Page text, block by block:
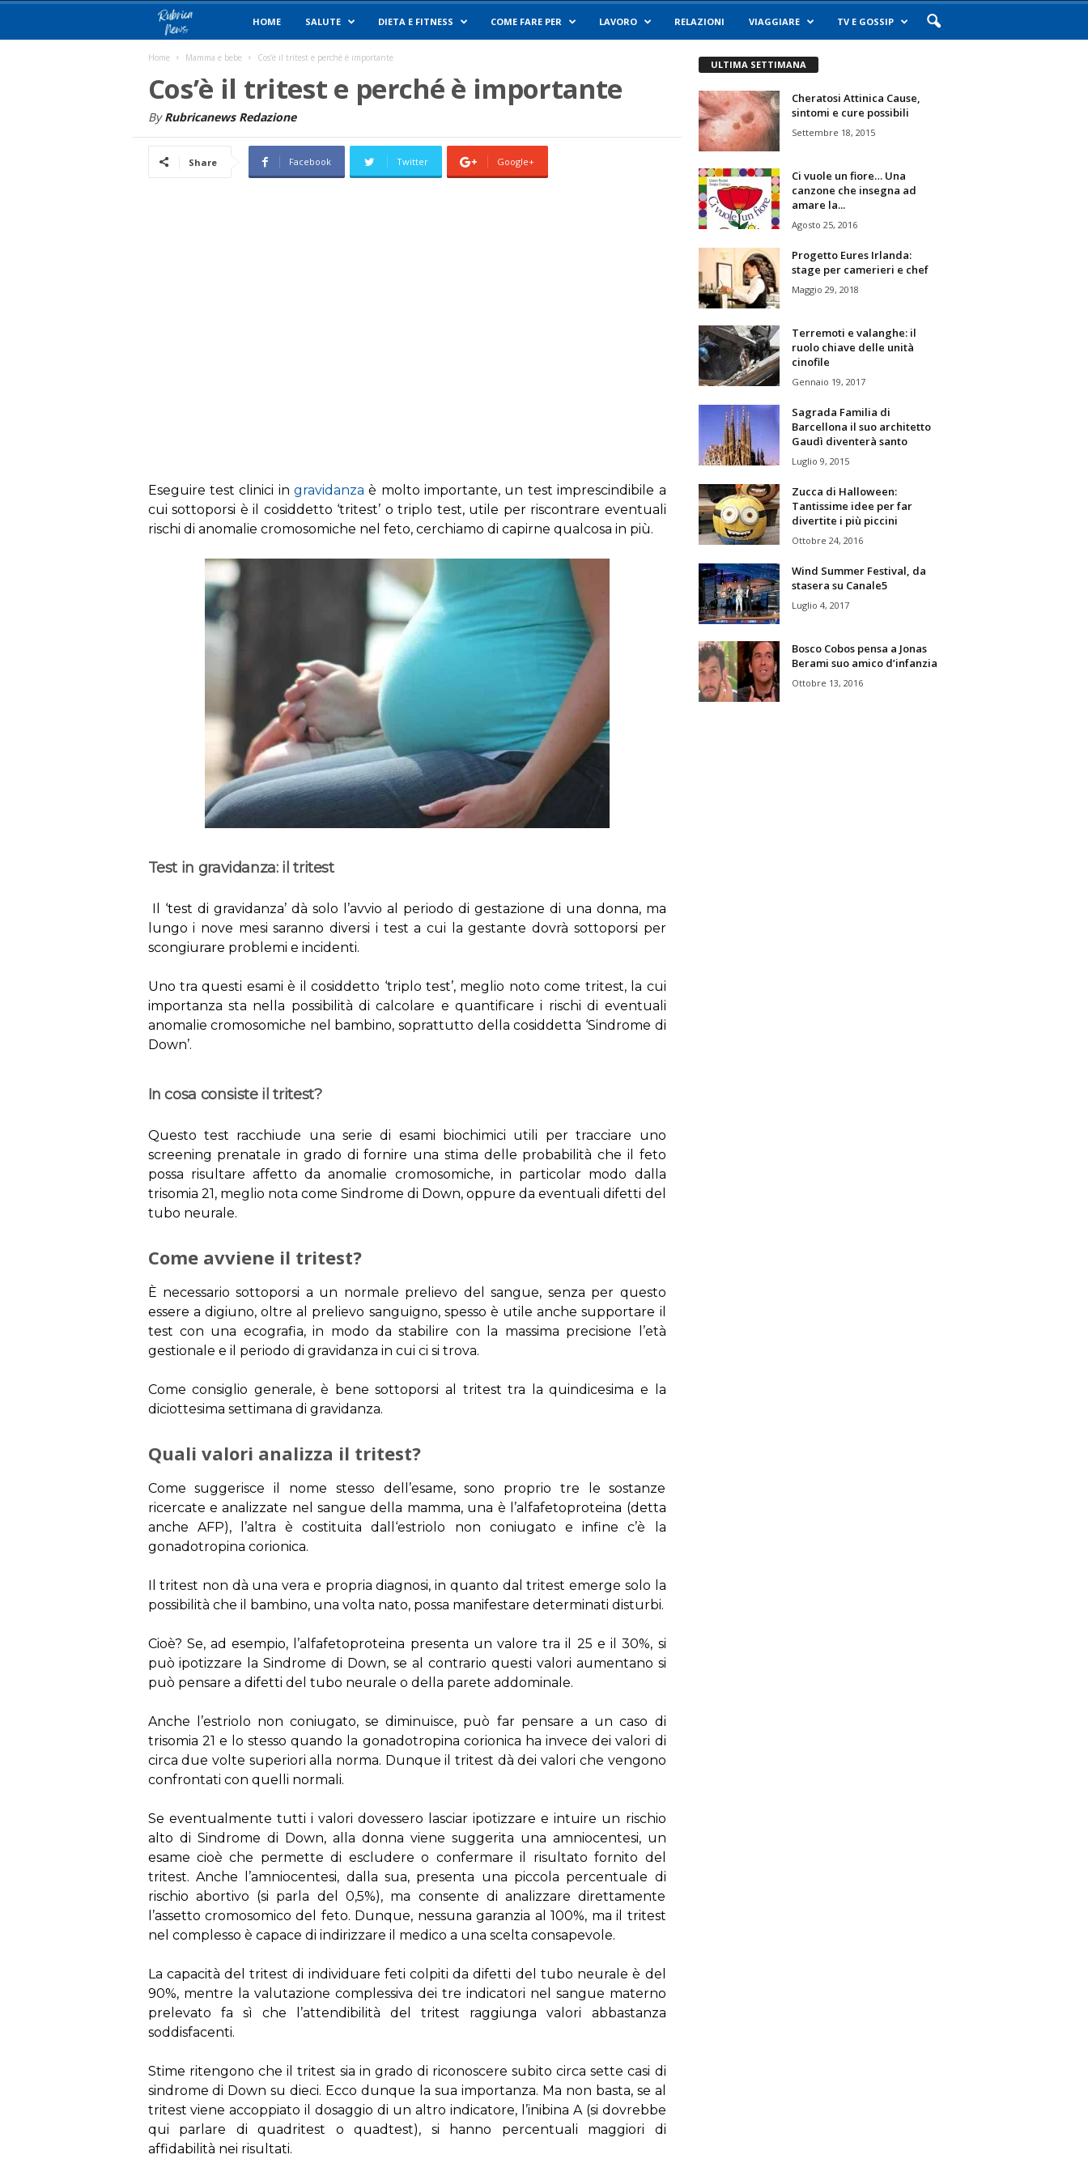
u
HOME SALUTE DIETA E FITNESS COME FARE PER LAVORO RELAZIONI VIAGGIARE TV E GOSSIP
Home Mamma e bebe Cos’è il tritest e perché è importante
Cos’è il tritest e perché è importante
By Rubricanews Redazione
Share Facebook Twitter Google+
Eseguire test clinici in gravidanza è molto importante, un test imprescindibile a
cui sottoporsi è il cosiddetto ‘tritest’ o triplo test, utile per riscontrare eventuali
rischi di anomalie cromosomiche nel feto, cerchiamo di capirne qualcosa in più.
Test in gravidanza: il tritest
Il ‘test di gravidanza’ dà solo l’avvio al periodo di gestazione di una donna, ma
lungo i nove mesi saranno diversi i test a cui la gestante dovrà sottoporsi per
scongiurare problemi e incidenti.
Uno tra questi esami è il cosiddetto ‘triplo test’, meglio noto come tritest, la cui
importanza sta nella possibilità di calcolare e quantificare i rischi di eventuali
anomalie cromosomiche nel bambino, soprattutto della cosiddetta ‘Sindrome di
Down’.
In cosa consiste il tritest?
Questo test racchiude una serie di esami biochimici utili per tracciare uno
screening prenatale in grado di fornire una stima delle probabilità che il feto
possa risultare affetto da anomalie cromosomiche, in particolar modo dalla
trisomia 21, meglio nota come Sindrome di Down, oppure da eventuali difetti del
tubo neurale.
Come avviene il tritest?
È necessario sottoporsi a un normale prelievo del sangue, senza per questo
essere a digiuno, oltre al prelievo sanguigno, spesso è utile anche supportare il
test con una ecografia, in modo da stabilire con la massima precisione l’età
gestionale e il periodo di gravidanza in cui ci si trova.
Come consiglio generale, è bene sottoporsi al tritest tra la quindicesima e la
diciottesima settimana di gravidanza.
Quali valori analizza il tritest?
Come suggerisce il nome stesso dell’esame, sono proprio tre le sostanze
ricercate e analizzate nel sangue della mamma, una è l’alfafetoproteina (detta
anche AFP), l’altra è costituita dall‘estriolo non coniugato e infine c’è la
gonadotropina corionica.
Il tritest non dà una vera e propria diagnosi, in quanto dal tritest emerge solo la
possibilità che il bambino, una volta nato, possa manifestare determinati disturbi.
Cioè? Se, ad esempio, l’alfafetoproteina presenta un valore tra il 25 e il 30%, si
può ipotizzare la Sindrome di Down, se al contrario questi valori aumentano si
può pensare a difetti del tubo neurale o della parete addominale.
Anche l’estriolo non coniugato, se diminuisce, può far pensare a un caso di
trisomia 21 e lo stesso quando la gonadotropina corionica ha invece dei valori di
circa due volte superiori alla norma. Dunque il tritest dà dei valori che vengono
confrontati con quelli normali.
Se eventualmente tutti i valori dovessero lasciar ipotizzare e intuire un rischio
alto di Sindrome di Down, alla donna viene suggerita una amniocentesi, un
esame cioè che permette di escludere o confermare il risultato fornito del
tritest. Anche l’amniocentesi, dalla sua, presenta una piccola percentuale di
rischio abortivo (si parla del 0,5%), ma consente di analizzare direttamente
l’assetto cromosomico del feto. Dunque, nessuna garanzia al 100%, ma il tritest
nel complesso è capace di indirizzare il medico a una scelta consapevole.
La capacità del tritest di individuare feti colpiti da difetti del tubo neurale è del
90%, mentre la valutazione complessiva dei tre indicatori nel sangue materno
prelevato fa sì che l’attendibilità del tritest raggiunga valori abbastanza
soddisfacenti.
Stime ritengono che il tritest sia in grado di riconoscere subito circa sette casi di
sindrome di Down su dieci. Ecco dunque la sua importanza. Ma non basta, se al
tritest viene accoppiato il dosaggio di un altro indicatore, l’inibina A (si dovrebbe
qui parlare di quadritest o quadtest), si hanno percentuali maggiori di
affidabilità nei risultati.
ULTIMA SETTIMANA
Cheratosi Attinica Cause,
sintomi e cure possibili
Settembre 18, 2015
Ci vuole un fiore… Una
canzone che insegna ad
amare la...
Agosto 25, 2016
Progetto Eures Irlanda:
stage per camerieri e chef
Maggio 29, 2018
Terremoti e valanghe: il
ruolo chiave delle unità
cinofile
Gennaio 19, 2017
Sagrada Familia di
Barcellona il suo architetto
Gaudì diventerà santo
Luglio 9, 2015
Zucca di Halloween:
Tantissime idee per far
divertite i più piccini
Ottobre 24, 2016
Wind Summer Festival, da
stasera su Canale5
Luglio 4, 2017
Bosco Cobos pensa a Jonas
Berami suo amico d’infanzia
Ottobre 13, 2016